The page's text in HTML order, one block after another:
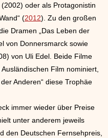
oder als Protagonistin
(2012). Zu den großen
Dramen „Das Leben der
von Donnersmarck sowie
von Uli Edel. Beide Filme
Film nominiert,
Anderen“ diese Trophäe
immer wieder über Preise
unter anderem jeweils
den Deutschen Fernsehpreis,